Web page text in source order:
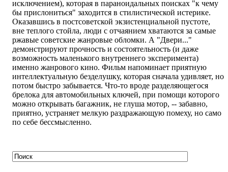
исключением), которая в параноидальных поисках "к чему
бы прислониться" заходится в стилистической истерике.
Оказавшись в постсоветской экзистенциальной пустоте,
вне теплого стойла, люди с отчаянием хватаются за самые
ржавые советские жанровые обломки. А "Двери..."
демонстрируют прочность и состоятельность (и даже
возможность маленького внутреннего эксперимента)
именно жанрового кино. Фильм напоминает приятную
интеллектуальную безделушку, которая сначала удивляет, но
потом быстро забывается. Что-то вроде разделяющегося
брелока для автомобильных ключей, при помощи которого
можно открывать багажник, не глуша мотор, -- забавно,
приятно, устраняет мелкую раздражающую помеху, но само
по себе бессмысленно.